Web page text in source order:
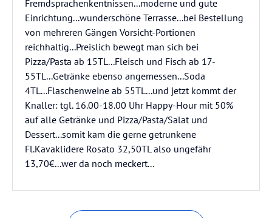
Fremdsprachenkentnissen...moderne und gute
Einrichtung...wunderschöne Terrasse...bei Bestellung
von mehreren Gängen Vorsicht-Portionen
reichhaltig...Preislich bewegt man sich bei
Pizza/Pasta ab 15TL...Fleisch und Fisch ab 17-
55TL...Getränke ebenso angemessen...Soda
4TL...Flaschenweine ab 55TL...und jetzt kommt der
Knaller: tgl. 16.00-18.00 Uhr Happy-Hour mit 50%
auf alle Getränke und Pizza/Pasta/Salat und
Dessert...somit kam die gerne getrunkene
Fl.Kavaklidere Rosato 32,50TL also ungefähr
13,70€...wer da noch meckert...